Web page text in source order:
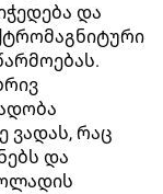
და
ვადას, რაც
და